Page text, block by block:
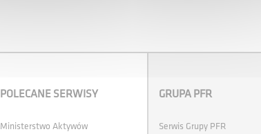
POLECANE SERWISY
Ministerstwo Aktywów
GRUPA PFR
Serwis Grupy PFR